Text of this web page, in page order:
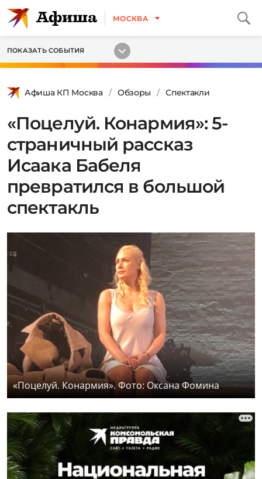
МОСКВА
ПОКАЗАТЬ СОБЫТИЯ
Афиша КП Москва Обзоры Спектакли
«Поцелуй. Конармия»: 5-
страничный рассказ
Исаака Бабеля
превратился в большой
спектакль
«Поцелуй. Конармия». Фото: Оксана Фомина